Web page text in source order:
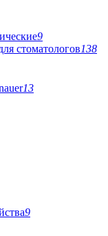
9
стоматологов138
13
9